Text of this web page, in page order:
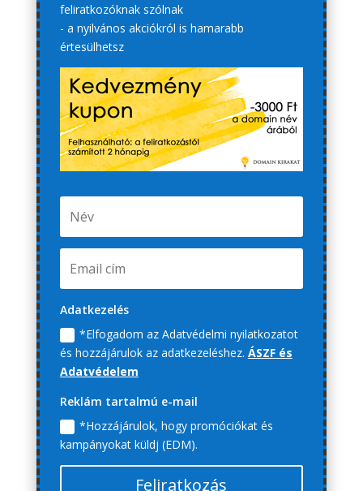
feliratkozóknak szólnak
- a nyilvános akciókról is hamarabb
értesülhetsz
Adatkezelés
*Elfogadom az Adatvédelmi nyilatkozatot
és hozzájárulok az adatkezeléshez. ÁSZF és
Adatvédelem
Reklám tartalmú e-mail
*Hozzájárulok, hogy promóciókat és
kampányokat küldj (EDM).
Feliratkozás